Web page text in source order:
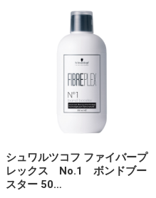
シュワルツコフ ファイバープ
レックス No.1 ボンドブー
スター 50…